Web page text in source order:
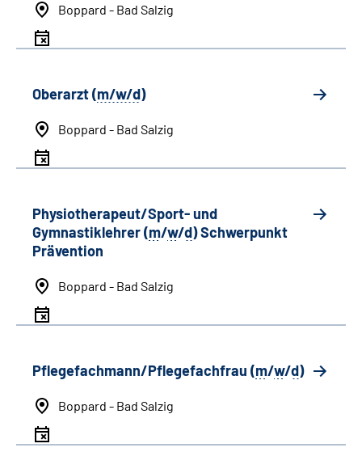
Boppard - Bad Salzig
Oberarzt (m/w/d)
Boppard - Bad Salzig
Physiotherapeut/Sport- und
Gymnastiklehrer (m/w/d) Schwerpunkt
Prävention
Boppard - Bad Salzig
Pflegefachmann/Pflegefachfrau (m/w/d)
Boppard - Bad Salzig